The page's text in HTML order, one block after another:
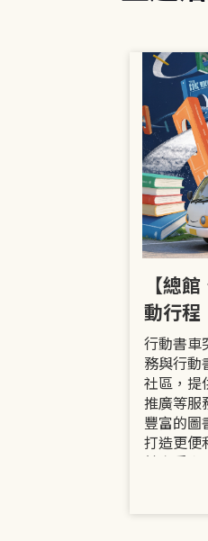
【總
動行程
行動書車
務與行動
社區，提
推廣等服
豐富的圖
打造更便